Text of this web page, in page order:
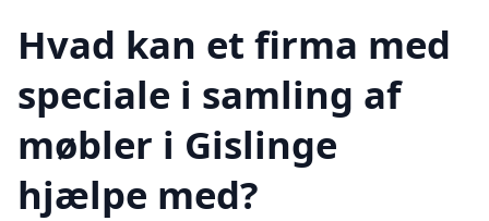
Hvad kan et firma med
speciale i samling af
møbler i Gislinge
hjælpe med?